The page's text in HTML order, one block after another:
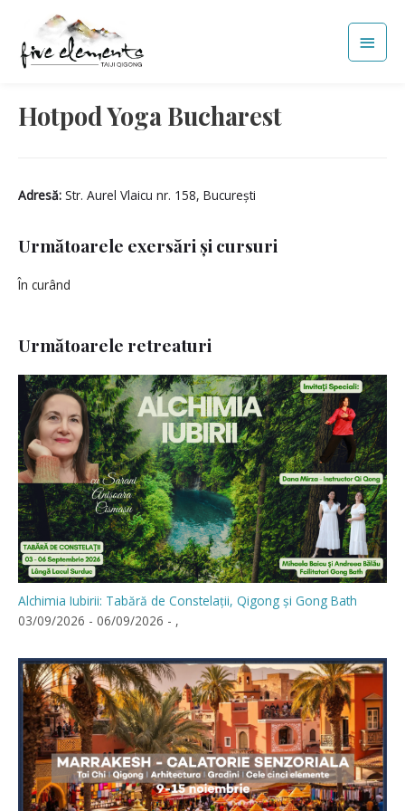
content
Main
Hotpod Yoga Bucharest
Adresă: Str. Aurel Vlaicu nr. 158, București
Următoarele exersări și cursuri
În curând
Următoarele retreaturi
Alchimia Iubirii: Tabără de Constelații, Qigong și Gong Bath
03/09/2026 - 06/09/2026 - ,